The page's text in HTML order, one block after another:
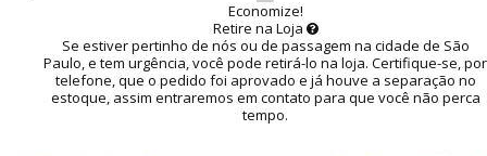
Economize!
Retire na Loja
Se estiver pertinho de nós ou de passagem na cidade de São
Paulo, e tem urgência, você pode retirá-lo na loja. Certifique-se, por
telefone, que o pedido foi aprovado e já houve a separação no
estoque, assim entraremos em contato para que você não perca
tempo.